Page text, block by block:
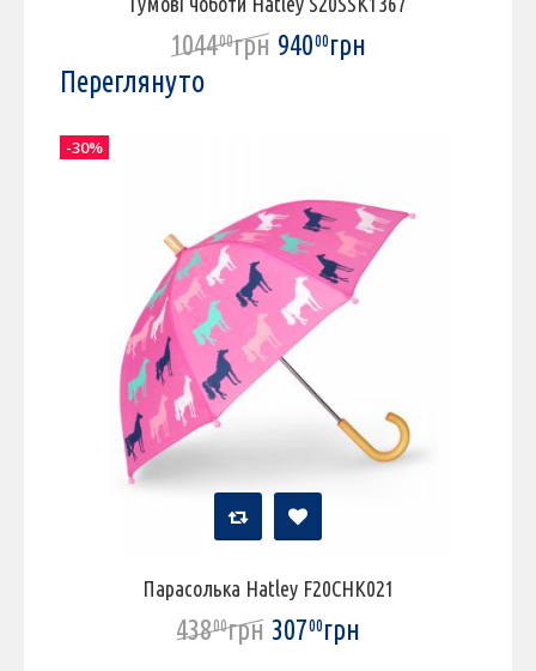
104400грн 94000грн
Переглянуто
Парасолька Hatley F20CHK021
43800грн 30700грн
-30%